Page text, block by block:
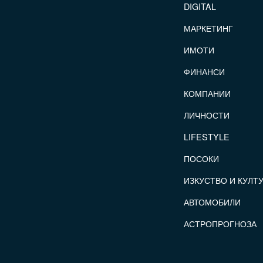
DIGITAL
МАРКЕТИНГ
ИМОТИ
ФИНАНСИ
КОМПАНИИ
ЛИЧНОСТИ
LIFESTYLE
ПОСОКИ
ИЗКУСТВО И
АВТОМОБИЛИ
АСТРОПРОГНОЗА